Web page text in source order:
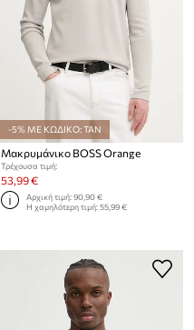
-5% ΜΕ ΚΩΔΙΚΟ: TAN
Μακρυμάνικο BOSS Orange
Τρέχουσα τιμή:
53,99 €
Αρχική τιμή:90,90 €
Η χαμηλότερη τιμή:55,99 €